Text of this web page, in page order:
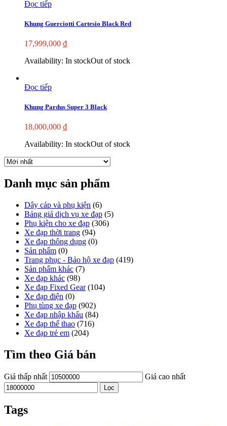
Đọc tiếp
Khung Guerciotti Cartesio Black Red
17,999,000 ₫
Availability: In stockOut of stock
Đọc tiếp
Khung Pardus Super 3 Black
18,000,000 ₫
Availability: In stockOut of stock
Danh mục sản phẩm
Dây cáp và phụ kiện (6)
Bảng giá dịch vụ xe đạp (5)
Phụ kiện cho xe đạp (306)
Xe đạp thời trang (94)
Xe đạp thông dụng (0)
Sản phẩm (0)
Trang phục - Bảo hộ xe đạp (419)
Sản phẩm khác (7)
Xe đạp khác (98)
Xe đạp Fixed Gear (104)
Xe đạp điện (0)
Phụ tùng xe đạp (902)
Xe đạp nhập khẩu (84)
Xe đạp thể thao (716)
Xe đạp trẻ em (204)
Tìm theo Giá bán
Giá thấp nhất Giá cao nhất
Lọc
Tags